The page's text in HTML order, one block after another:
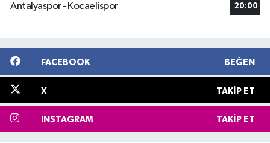
Antalyaspor - Kocaelispor 20:00
FACEBOOK BEĞEN
X TAKIP ET
INSTAGRAM TAKIP ET